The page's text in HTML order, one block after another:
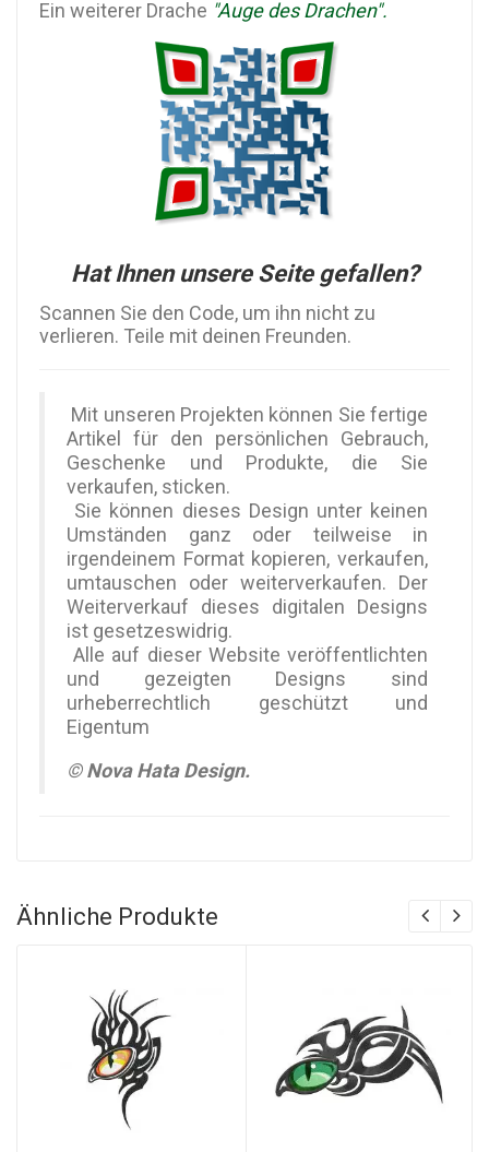
Ein weiterer Drache "Auge des Drachen".
Hat Ihnen unsere Seite gefallen?
Scannen Sie den Code, um ihn nicht zu
verlieren. Teile mit deinen Freunden.
Mit unseren Projekten können Sie fertige
Artikel für den persönlichen Gebrauch,
Geschenke und Produkte, die Sie
verkaufen, sticken.
Sie können dieses Design unter keinen
Umständen ganz oder teilweise in
irgendeinem Format kopieren, verkaufen,
umtauschen oder weiterverkaufen. Der
Weiterverkauf dieses digitalen Designs
ist gesetzeswidrig.
Alle auf dieser Website veröffentlichten
und gezeigten Designs sind
urheberrechtlich geschützt und
Eigentum
© Nova Hata Design.
Ähnliche Produkte